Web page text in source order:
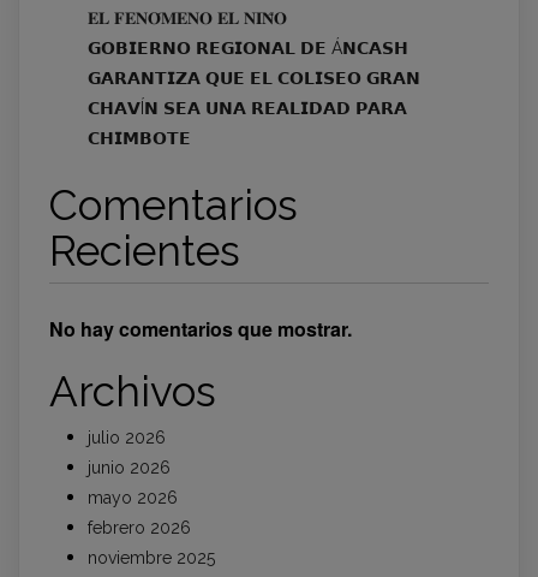
𝐄𝐋 𝐅𝐄𝐍𝐎́𝐌𝐄𝐍𝐎 𝐄𝐋 𝐍𝐈𝐍̃𝐎
𝗚𝗢𝗕𝗜𝗘𝗥𝗡𝗢 𝗥𝗘𝗚𝗜𝗢𝗡𝗔𝗟 𝗗𝗘 Á𝗡𝗖𝗔𝗦𝗛
𝗚𝗔𝗥𝗔𝗡𝗧𝗜𝗭𝗔 𝗤𝗨𝗘 𝗘𝗟 𝗖𝗢𝗟𝗜𝗦𝗘𝗢 𝗚𝗥𝗔𝗡
𝗖𝗛𝗔𝗩Í𝗡 𝗦𝗘𝗔 𝗨𝗡𝗔 𝗥𝗘𝗔𝗟𝗜𝗗𝗔𝗗 𝗣𝗔𝗥𝗔
𝗖𝗛𝗜𝗠𝗕𝗢𝗧𝗘
Comentarios
Recientes
No hay comentarios que mostrar.
Archivos
julio 2026
junio 2026
mayo 2026
febrero 2026
noviembre 2025